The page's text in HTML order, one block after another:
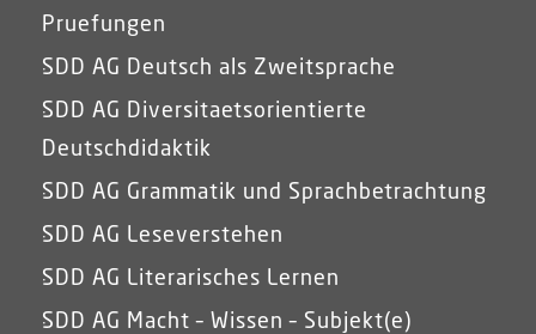
Pruefungen
SDD AG Deutsch als Zweitsprache
SDD AG Diversitaetsorientierte
Deutschdidaktik
SDD AG Grammatik und Sprachbetrachtung
SDD AG Leseverstehen
SDD AG Literarisches Lernen
SDD AG Macht – Wissen – Subjekt(e)